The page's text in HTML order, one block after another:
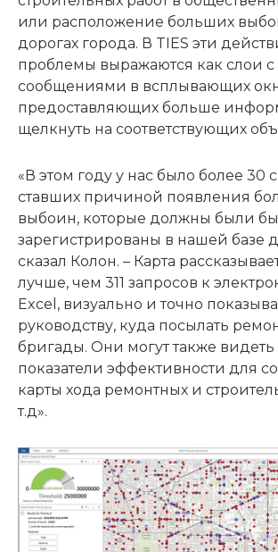
или расположение больших
дорогах города. В TIES эти
проблемы выражаются как слои с
сообщениями в всплывающих
предоставляющих больше
щелкнуть на соответствующих
«В этом году у нас было более 30
ставших причиной появления
выбоин, которые должны были
зарегистрированы в нашей базе
сказал Колон. – Карта
лучше, чем 311 запросов к
Excel, визуально и точно
руководству, куда посылать
бригады. Они могут также
показатели эффективности для
карты хода ремонтных и
т.д».